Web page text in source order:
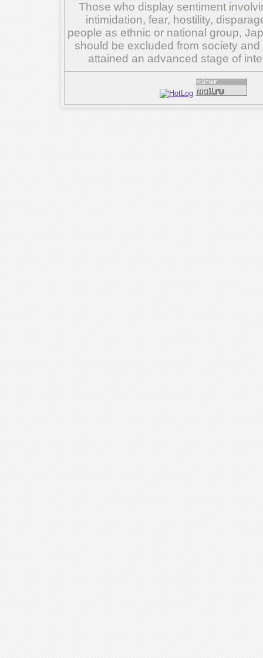
Those who display sentiment
intimidation, fear, hostility,
people as ethnic or national group,
should be excluded from society
attained an advanced stage of